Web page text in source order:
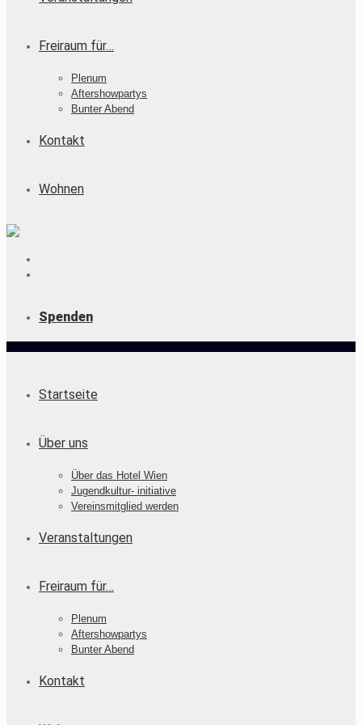
Freiraum für…
Plenum
Aftershowpartys
Bunter Abend
Kontakt
Wohnen
Spenden
Startseite
Über uns
Über das Hotel Wien
Jugendkultur- initiative
Vereinsmitglied werden
Veranstaltungen
Freiraum für…
Plenum
Aftershowpartys
Bunter Abend
Kontakt